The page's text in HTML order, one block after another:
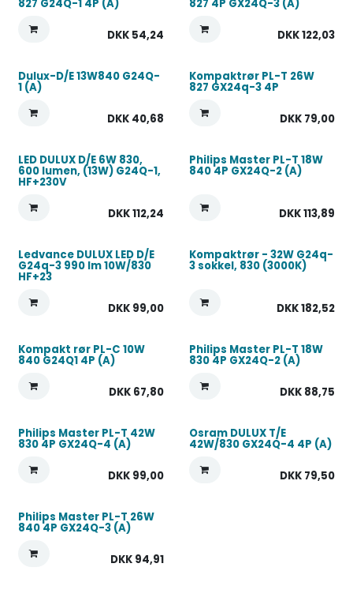
827 G24Q-1 4P (A)
DKK 54,24
827 4P GX24Q-3 (A)
DKK122,03
Dulux-D/E 13W840 G24Q-
1 (A)
DKK 40,68
Kompaktrør PL-T 26W
827 GX24q-3 4P
DKK 79,00
LED DULUX D/E 6W 830,
600 lumen, (13W) G24Q-1,
HF+230V
DKK112,24
Philips Master PL-T 18W
840 4P GX24Q-2 (A)
DKK113,89
Ledvance DULUX LED D/E
G24q-3 990 lm 10W/830
HF+23
DKK 99,00
Kompaktrør - 32W G24q-
3 sokkel, 830 (3000K)
DKK182,52
Kompakt rør PL-C 10W
840 G24Q1 4P (A)
DKK 67,80
Philips Master PL-T 18W
830 4P GX24Q-2 (A)
DKK 88,75
Philips Master PL-T 42W
830 4P GX24Q-4 (A)
DKK 99,00
Osram DULUX T/E
42W/830 GX24Q-4 4P (A)
DKK 79,50
Philips Master PL-T 26W
840 4P GX24Q-3 (A)
DKK 94,91